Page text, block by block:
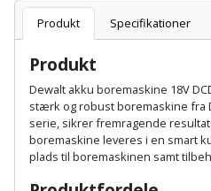
Hardieplank
brædder
Hemsestige
Isolering
Komposit
Glasskærer
Hæftepistol
og
hammer
Bore-
skruemaskine
Borehammer
Boremaskinetilbehør
tilbehør
Pælebor
Plæneklipper
Plæneklipper
tilbehør
Damprengøring
Dørmåtte
Dørrist
Drivhus
Drivhustilbehør
Produkt Specifikationer
Produkt
Dewalt akku boremaskine 18V
stærk og robust boremaskine fra
serie, sikrer fremragende
boremaskine leveres i en smart
plads til boremaskinen samt